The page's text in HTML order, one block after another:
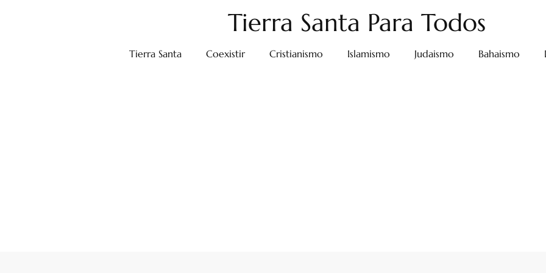
Tierra Santa Para Todos
Tierra Santa Coexistir Cristianismo Islamismo Judaismo Bahaismo